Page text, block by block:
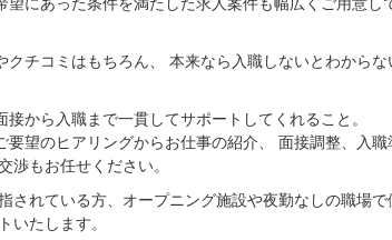
チコミはもちろん、 本来なら入職しないとわから
から入職まで一貫してサポートしてくれること。
望のヒアリングからお仕事の紹介、 面接調整、入
渉もお任せください。
されている方、オープニング施設や夜勤なしの職場
いたします。